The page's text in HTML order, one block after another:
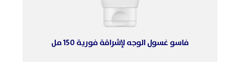
فاسو غسول الوجه لإشراقة فورية 150 مل